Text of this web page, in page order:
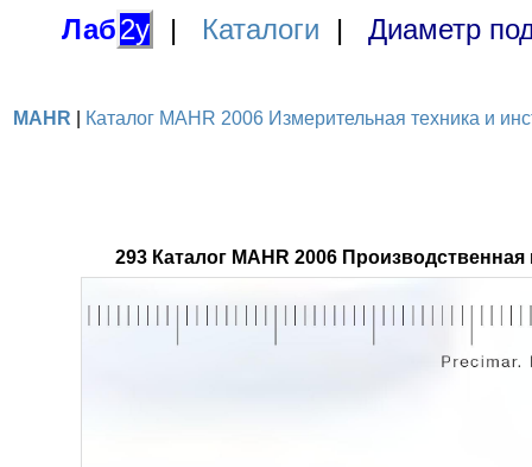
Лаб2у | Каталоги | Диаметр
MAHR Каталог MAHR 2006 Измерительная техника и
293 Каталог MAHR 2006